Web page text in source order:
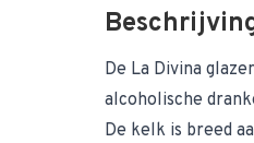
De La Divina
alcoholische
De kelk is breed